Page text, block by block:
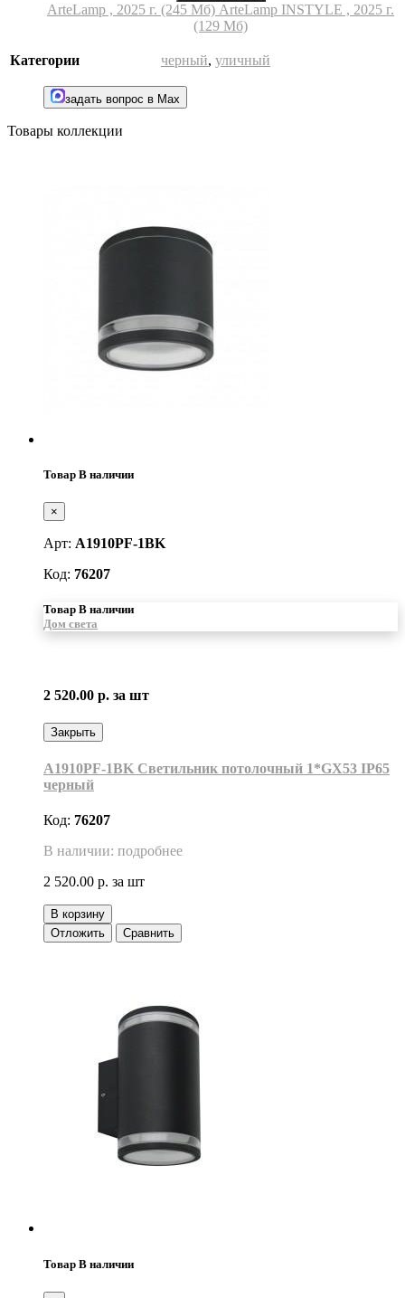
ArteLamp , 2025 г. (245 Мб) ArteLamp INSTYLE , 2025 г.
(129 Мб)
Категории черный, уличный
задать вопрос в Max
Товары коллекции
Товар В наличии
×
Арт: A1910PF-1BK
Код: 76207
Товар В наличии
Дом света
2 520.00 р. за шт
Закрыть
A1910PF-1BK Светильник потолочный 1*GX53 IP65
черный
Код: 76207
В наличии: подробнее
2 520.00 р. за шт
В корзину
Отложить
Сравнить
Товар В наличии